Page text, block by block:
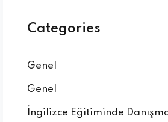
Categories
Genel
Genel
İngilizce Eğitiminde